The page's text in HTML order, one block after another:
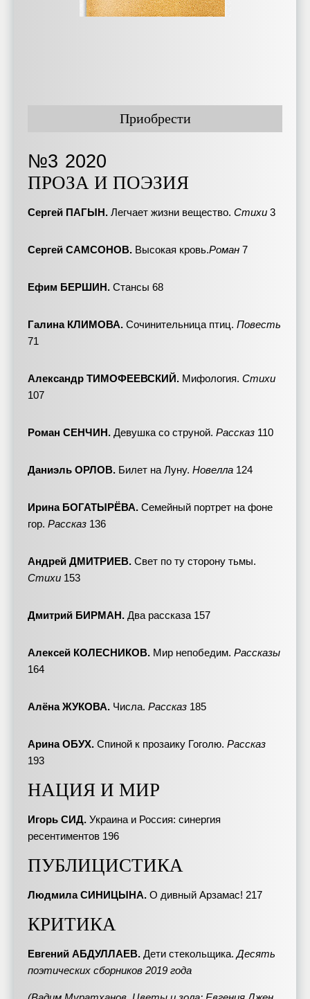
Приобрести
№3 2020
ПРОЗА И ПОЭЗИЯ
Сергей ПАГЫН. Легчает жизни вещество. Стихи 3
Сергей САМСОНОВ. Высокая кровь.Роман 7
Ефим БЕРШИН. Стансы 68
Галина КЛИМОВА. Сочинительница птиц. Повесть
71
Александр ТИМОФЕЕВСКИЙ. Мифология. Стихи
107
Роман СЕНЧИН. Девушка со струной. Рассказ 110
Даниэль ОРЛОВ. Билет на Луну. Новелла 124
Ирина БОГАТЫРЁВА. Семейный портрет на фоне
гор. Рассказ 136
Андрей ДМИТРИЕВ. Свет по ту сторону тьмы.
Стихи 153
Дмитрий БИРМАН. Два рассказа 157
Алексей КОЛЕСНИКОВ. Мир непобедим. Рассказы
164
Алёна ЖУКОВА. Числа. Рассказ 185
Арина ОБУХ. Спиной к прозаику Гоголю. Рассказ
193
НАЦИЯ И МИР
Игорь СИД. Украина и Россия: синергия
ресентиментов 196
ПУБЛИЦИСТИКА
Людмила СИНИЦЫНА. О дивный Арзамас! 217
КРИТИКА
Евгений АБДУЛЛАЕВ. Дети стекольщика.Десять
поэтических сборников 2019 года